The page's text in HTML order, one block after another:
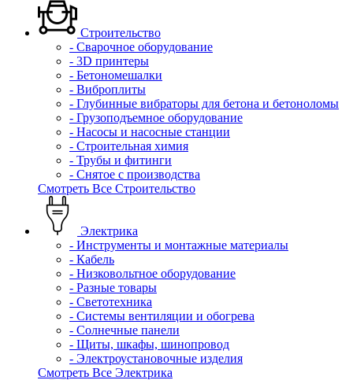
Строительство
- Сварочное оборудование
- 3D принтеры
- Бетономешалки
- Виброплиты
- Глубинные вибраторы для бетона и бетоноломы
- Грузоподъемное оборудование
- Насосы и насосные станции
- Строительная химия
- Трубы и фитинги
- Снятое с производства
Смотреть Все Строительство
Электрика
- Инструменты и монтажные материалы
- Кабель
- Низковольтное оборудование
- Разные товары
- Светотехника
- Системы вентиляции и обогрева
- Солнечные панели
- Щиты, шкафы, шинопровод
- Электроустановочные изделия
Смотреть Все Электрика